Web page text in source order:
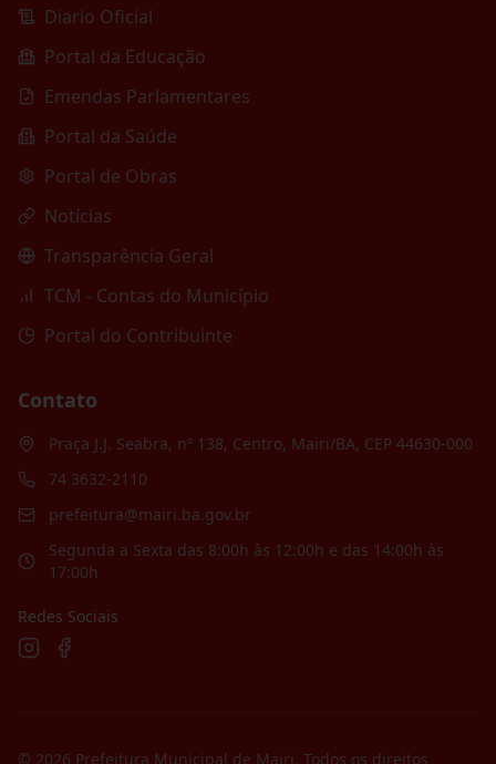
Diario Oficial
Portal da Educação
Emendas Parlamentares
Portal da Saúde
Portal de Obras
Notícias
Transparência Geral
TCM - Contas do Município
Portal do Contribuinte
Contato
Praça J.J. Seabra, nº 138, Centro, Mairi/BA, CEP 44630-000
74 3632-2110
prefeitura@mairi.ba.gov.br
Segunda a Sexta das 8:00h às 12:00h e das 14:00h às
17:00h
Redes Sociais
© 2026 Prefeitura Municipal de Mairi. Todos os direitos